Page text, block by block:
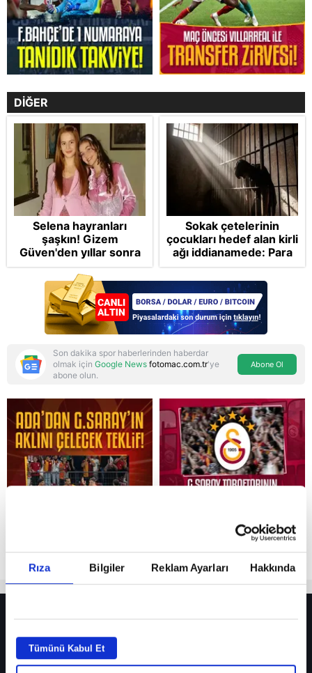
Rıza Bilgiler Reklam Ayarları Hakkında
Tümünü Kabul Et
Reddet
DİĞER
Selena hayranları
şaşkın! Gizem
Güven'den yıllar sonra
gelen Cansu Demirci
itirafı! "Konuşmuyoruz"
Sokak çetelerinin
çocukları hedef alan kirli
ağı iddianamede: Para
vaat ettiler oyunlardan
talimat verdiler
Son dakika spor haberlerinden haberdar
olmak için Google News fotomac.com.tr'ye
abone olun.
Abone Ol
Fenerbahçe’de sürpriz ayrılık ihtimali! Devre arasında gelmişti
Fenerbahçe’nin yeni transferi Mason Greenwood için olay sözler!